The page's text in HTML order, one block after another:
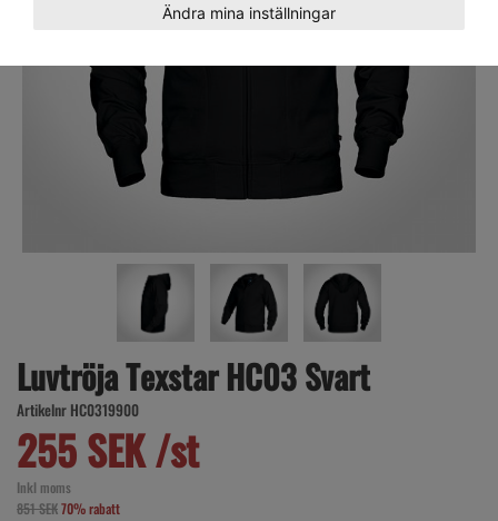
Ändra mina inställningar
Luvtröja Texstar HC03 Svart
Artikelnr HC0319900
255 SEK /st
Inkl moms
851 SEK70% rabatt